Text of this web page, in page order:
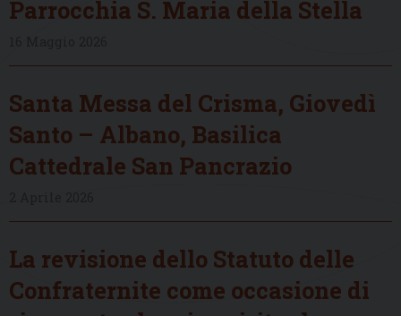
Parrocchia S. Maria della Stella
Santa Messa del Crisma, Giovedì
Santo – Albano, Basilica
Cattedrale San Pancrazio
La revisione dello Statuto delle
Confraternite come occasione di